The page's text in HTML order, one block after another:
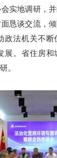
实地调研，
恳谈交流，
政法机关不断
展。省住房和
。